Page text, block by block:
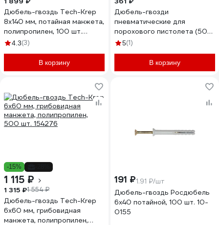
Дюбель-гвоздь Tech-Krep
8x140 мм, потайная манжета,
полипропилен, 100 шт.
154272
4.3(3)
В корзину
Дюбель-гвозди
пневматические для
порохового пистолета (50
шт.) BestRoom
5(1)
В корзину
-15%
1 115 ₽
1 315 ₽1 554 ₽
Дюбель-гвоздь Tech-Krep
6x60 мм, грибовидная
манжета, полипропилен,
191 ₽1.91 ₽/шт
Дюбель-гвоздь Росдюбель
6x40 потайной, 100 шт. 10-
0155